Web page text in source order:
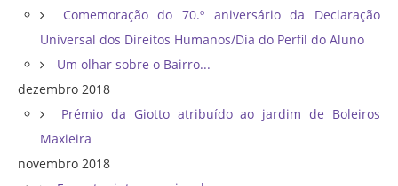
Comemoração do 70.º aniversário da Declaração
Universal dos Direitos Humanos/Dia do Perfil do Aluno
Um olhar sobre o Bairro...
dezembro 2018
Prémio da Giotto atribuído ao jardim de Boleiros
Maxieira
novembro 2018